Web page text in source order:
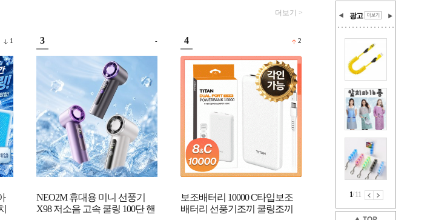
광고
1/11
더보기 >
1 3 -
NEO2M 휴대용 미니 선풍기
X98 저소음 고속 쿨링 100단 핸
4 2
보조배터리 10000 C타입보조
배터리 선풍기조끼 쿨링조끼